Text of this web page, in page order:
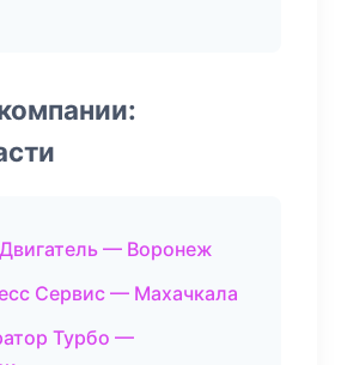
— Воронеж
Сервис — Махачкала
Турбо —